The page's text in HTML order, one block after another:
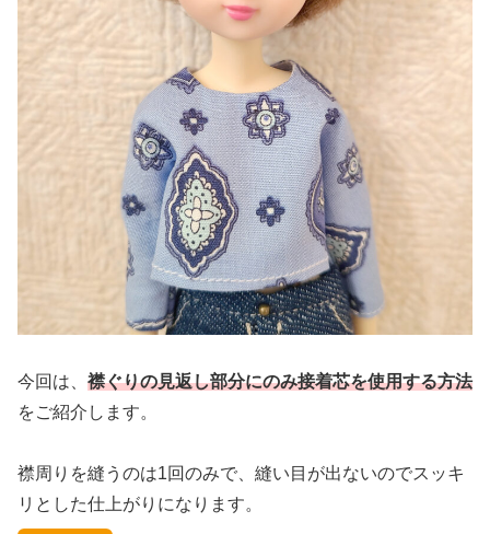
今回は、 襟ぐりの見返し部分にのみ接着芯を使用する方法
をご紹介します。
襟周りを縫うのは1回のみで、縫い目が出ないのでスッキ
リとした仕上がりになります。